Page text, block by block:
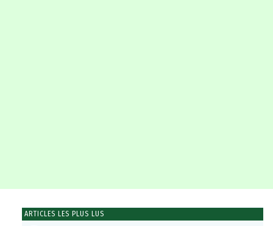
ARTICLES LES PLUS LUS